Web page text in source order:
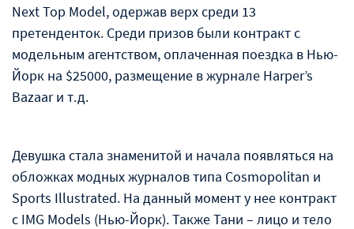
Next Top Model, одержав верх среди 13
претенденток. Среди призов были контракт с
модельным агентством, оплаченная поездка в Нью-
Йорк на $25000, размещение в журнале Harper’s
Bazaar и т.д.
Девушка стала знаменитой и начала появляться на
обложках модных журналов типа Cosmopolitan и
Sports Illustrated. На данный момент у нее контракт
с IMG Models (Нью-Йорк). Также Тани – лицо и тело